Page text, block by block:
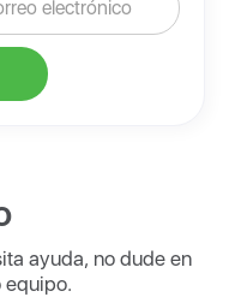
ayuda, no dude en
equipo.